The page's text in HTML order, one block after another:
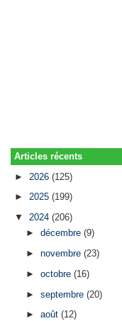
Articles récents
► 2026(125)
►2025(199)
▼2024(206)
► décembre (9)
► novembre (23)
► octobre (16)
► septembre (20)
► août (12)